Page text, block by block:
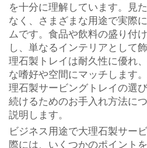
を十分に理解しています。見
なく、さまざまな用途で実際
ムです。食品や飲料の盛り付
し、単なるインテリアとして
理石製トレイは耐久性に優れ
な嗜好や空間にマッチします
理石製サービングトレイの選
続けるためのお手入れ方法に
説明します。
ビジネス用途で大理石製サー
際には、いくつかのポイント